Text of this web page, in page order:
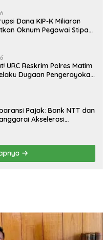
Dana KIP-K Miliaran
Oknum Pegawai Stipas
URC Reskrim Polres Matim
Dugaan Pengeroyokan
Pajak: Bank NTT dan
Akselerasi